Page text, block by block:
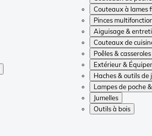
Couteaux à lames
Pinces
Aiguisage &
Couteaux de
Poêles & casseroles
Extérieur &
Haches & outils
Lampes de poche
Jumelles
Outils à bois